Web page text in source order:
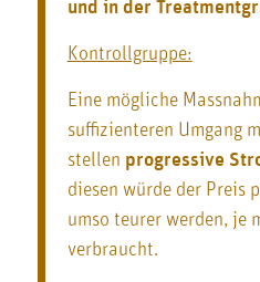
und in der
Kontrollgruppe:
Eine mögliche
suffizienteren Umgang
stellen progressive
diesen würde der Preis
umso teurer werden, je
verbraucht.